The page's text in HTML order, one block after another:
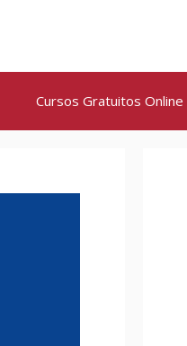
Cursos Gratuitos Online